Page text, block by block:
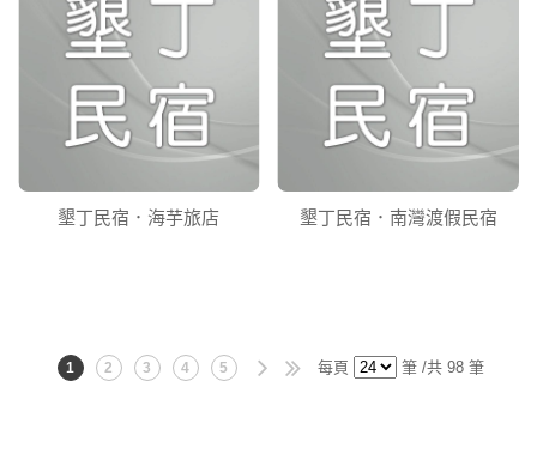
墾丁民宿．海芋旅店 墾丁民宿．南灣渡假民宿
1 2 3 4 5 每頁 筆 /共 98 筆